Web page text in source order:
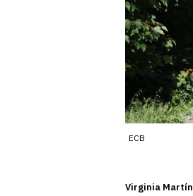
ECB
Virginia Martín